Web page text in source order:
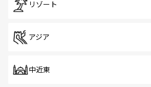
リゾート
アジア
中近東